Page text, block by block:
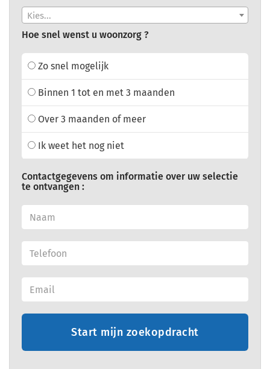
Kies...
Hoe snel wenst u woonzorg ?
Zo snel mogelijk
Binnen 1 tot en met 3 maanden
Over 3 maanden of meer
Ik weet het nog niet
Contactgegevens om informatie over uw selectie
te ontvangen :
Start mijn zoekopdracht